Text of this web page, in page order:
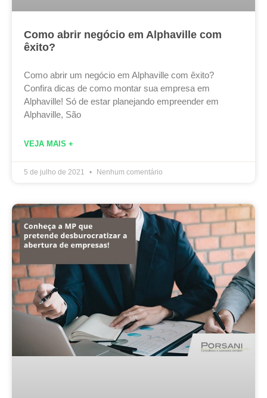
Como abrir negócio em Alphaville com
êxito?
Como abrir um negócio em Alphaville com êxito?
Confira dicas de como montar sua empresa em
Alphaville! Só de estar planejando empreender em
Alphaville, São
VEJA MAIS +
5 de julho de 2021 Nenhum comentário